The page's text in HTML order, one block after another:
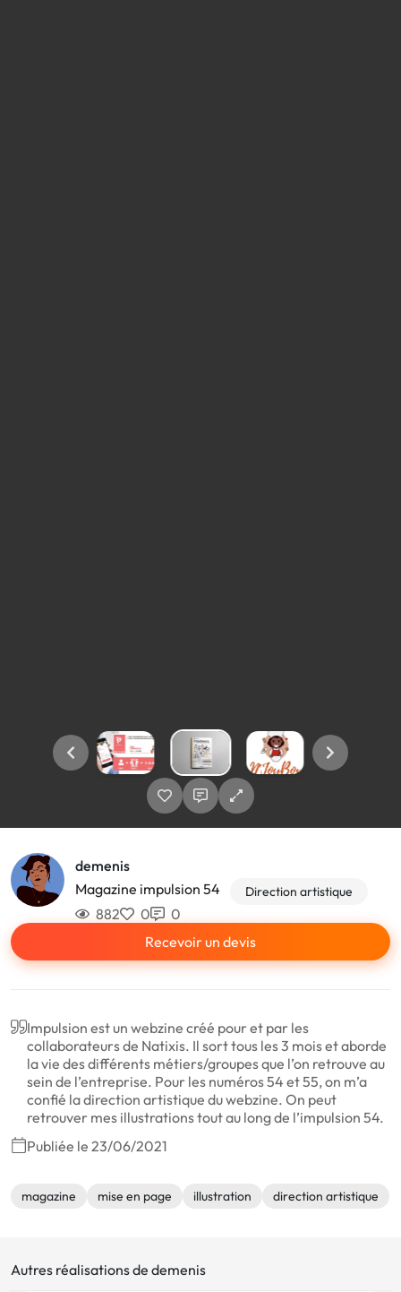
demenis
Magazine impulsion 54
Direction artistique
882 0
0
Recevoir un devis
Impulsion est un webzine créé pour et par les
collaborateurs de Natixis. Il sort tous les 3 mois et aborde
la vie des différents métiers/groupes que l’on retrouve au
sein de l’entreprise. Pour les numéros 54 et 55, on m’a
confié la direction artistique du webzine. On peut
retrouver mes illustrations tout au long de l’impulsion 54.
Publiée le 23/06/2021
magazine mise en page illustration direction artistique
Autres réalisations de demenis